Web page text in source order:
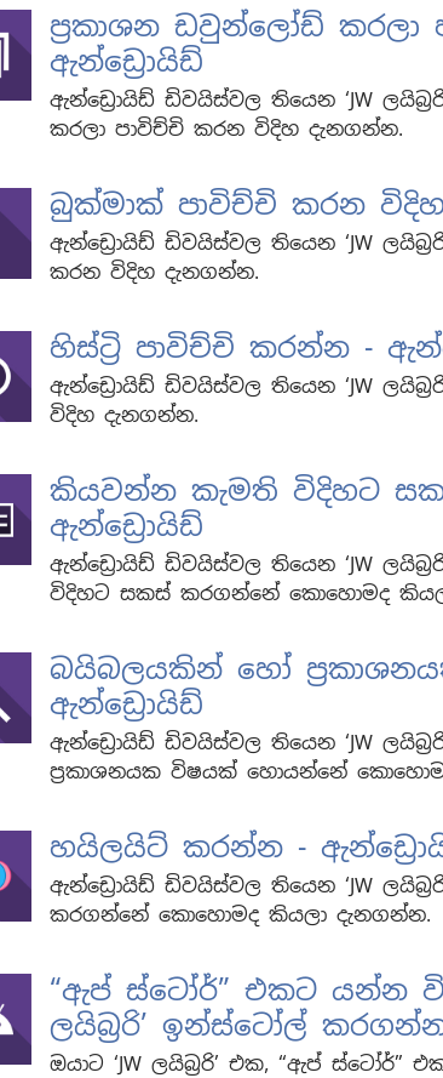
ප්‍රකාශන ඩවුන්ලෝඩ් කරලා
ඇන්ඩ්‍රොයිඩ්
ඇන්ඩ්‍රොයිඩ් ඩිවයිස්වල තියෙන ‘JW
කරලා පාවිච්චි කරන විදිහ දැනගන්න.
බුක්මාක් පාවිච්චි කරන
ඇන්ඩ්‍රොයිඩ් ඩිවයිස්වල තියෙන ‘JW
කරන විදිහ දැනගන්න.
හිස්ට්‍රි පාවිච්චි කරන්න -
ඇන්ඩ්‍රොයිඩ් ඩිවයිස්වල තියෙන ‘JW
විදිහ දැනගන්න.
කියවන්න කැමති විදිහට
ඇන්ඩ්‍රොයිඩ්
ඇන්ඩ්‍රොයිඩ් ඩිවයිස්වල තියෙන ‘JW
විදිහට සකස් කරගන්නේ කොහොමද
බයිබලයකින් හෝ
ඇන්ඩ්‍රොයිඩ්
ඇන්ඩ්‍රොයිඩ් ඩිවයිස්වල තියෙන ‘JW
ප්‍රකාශනයක විෂයක් හොයන්නේ
හයිලයිට් කරන්න -
ඇන්ඩ්‍රොයිඩ් ඩිවයිස්වල තියෙන ‘JW
කරගන්නේ කොහොමද කියලා දැනගන්න.
“ඇප් ස්ටෝර්” එකට යන්න
ලයිබ්‍රරි’ ඉන්ස්ටෝල්
ඔයාට ‘JW ලයිබ්‍රරි’ එක, “ඇප්